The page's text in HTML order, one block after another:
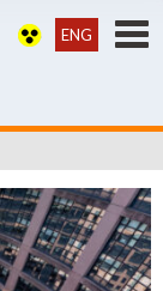
ENG